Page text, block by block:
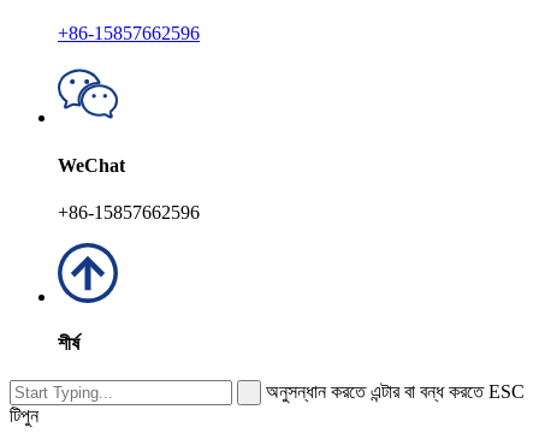
+86-15857662596
WeChat
+86-15857662596
শীর্ষ
অনুসন্ধান করতে এন্টার বা বন্ধ করতে ESC
টিপুন